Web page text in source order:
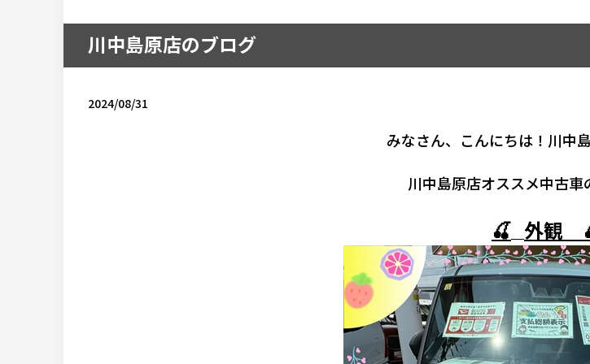
川中島原店のブログ
2024/08/31
みなさん、こんにちは！川
川中島原店オススメ中古車
🍒 外観